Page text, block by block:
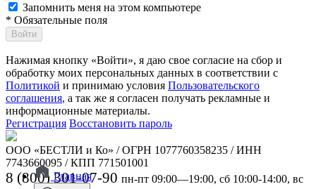
Запомнить меня на этом компьютере
* Обязательные поля
Войти
Нажимая кнопку «Войти», я даю свое согласие на сбор и
обработку моих персональных данных в соответствии с
Политикой и принимаю условия Пользовательского
соглашения, а так же я согласен получать рекламные и
информационные материалы.
Регистрация Восстановить пароль
ООО «БЕСТЛИ и Ко» / ОГРН 1077760358235 / ИНН
7743660095 / КПП 771501001
8 (800) 301-07-90 пн-пт 09:00—19:00, сб 10:00-14:00, вс
Главная